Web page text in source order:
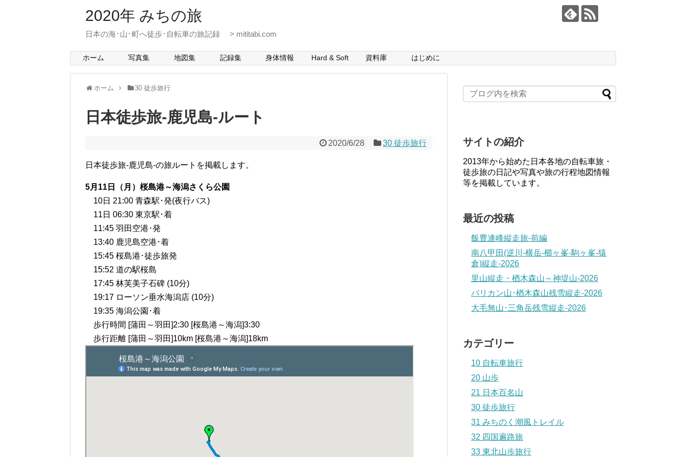
2020年 みちの旅
日本の海･山･町へ徒歩･自転車の旅記録 > mititabi.com
ホーム 写真集 地図集 記録集 身体情報 Hard & Soft 資料庫 はじめに
ホーム 30 徒歩旅行
日本徒歩旅-鹿児島-ルート
2020/6/28 30 徒歩旅行
日本徒歩旅-鹿児島-の旅ルートを掲載します。
5月11日（月）桜島港～海潟さくら公園
10日 21:00 青森駅･発(夜行バス)
11日 06:30 東京駅･着
11:45 羽田空港･発
13:40 鹿児島空港･着
15:45 桜島港･徒歩旅発
15:52 道の駅桜島
17:45 林芙美子石碑 (10分)
19:17 ローソン垂水海潟店 (10分)
19:35 海潟公園･着
歩行時間 [蒲田～羽田]2:30 [桜島港～海潟]3:30
歩行距離 [蒲田～羽田]10km [桜島港～海潟]18km
サイトの紹介
2013年から始めた日本各地の自転車旅・
徒歩旅の日記や写真や旅の行程地図情報
等を掲載しています。
最近の投稿
飯豊連峰縦走旅-前編
南八甲田(逆川-横岳-櫛ヶ峯-駒ヶ峯-猿
倉)縦走-2026
里山縦走・楢木森山～神堤山-2026
バリカン山･楢木森山残雪縦走-2026
大毛無山･三角岳残雪縦走-2026
カテゴリー
10 自転車旅行
20 山歩
21 日本百名山
30 徒歩旅行
31 みちのく潮風トレイル
32 四国遍路旅
33 東北山歩旅行